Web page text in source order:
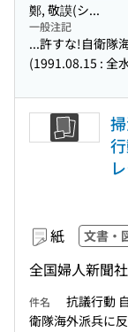
鄭, 敬謨(シ...
一般注記
...許すな!自衛隊
(1991.08.15 : 全
紙 文書・
全国婦人新聞社
件名
抗議行動
衛隊海外派兵に